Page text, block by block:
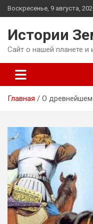
Перейти
к
Воскресенье, 9 августа,
Истории
Сайт о нашей планете и
Главная О